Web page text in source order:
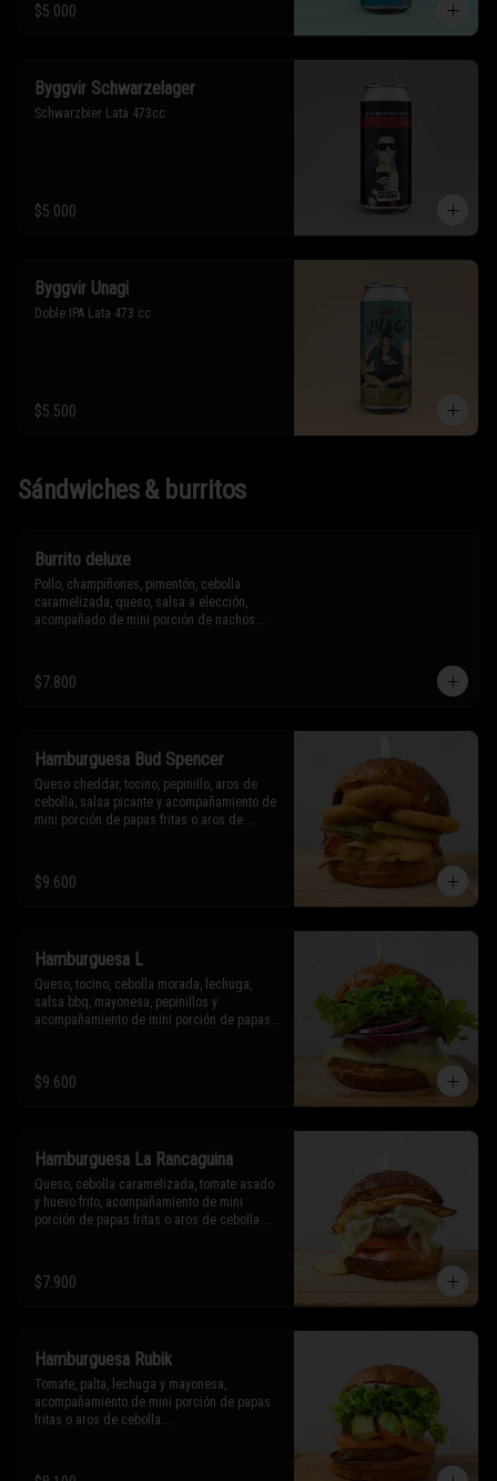
$5.000
Byggvir Schwarzelager
Schwarzbier Lata 473cc
$5.000
Byggvir Unagi
Doble IPA Lata 473 cc
$5.500
Sándwiches & burritos
Burrito deluxe
Pollo, champiñones, pimentón, cebolla
caramelizada, queso, salsa a elección,
acompañado de mini porción de nachos.
* Los ingredientes no son intercambiables.
Sólo puedes solicitar eliminar un
$7.800
Hamburguesa Bud Spencer
Queso cheddar, tocino, pepinillo, aros de
cebolla, salsa picante y acompañamiento de
mini porción de papas fritas o aros de
* Los ingredientes no son intercambiables.
Sólo puedes solicitar eliminar un
$9.600
Hamburguesa L
Queso, tocino, cebolla morada, lechuga,
salsa bbq, mayonesa, pepinillos y
acompañamiento de mini porción de papas
* Los ingredientes no son intercambiables.
Sólo puedes solicitar eliminar un
$9.600
Hamburguesa La Rancaguina
Queso, cebolla caramelizada, tomate asado
y huevo frito, acompañamiento de mini
porción de papas fritas o aros de cebolla.
Sólo puedes solicitar eliminar un
ingrediente.
$7.900
Hamburguesa Rubik
Tomate, palta, lechuga y mayonesa,
acompañamiento de mini porción de papas
fritas o aros de cebolla.
* Los ingredientes no son intercambiables.